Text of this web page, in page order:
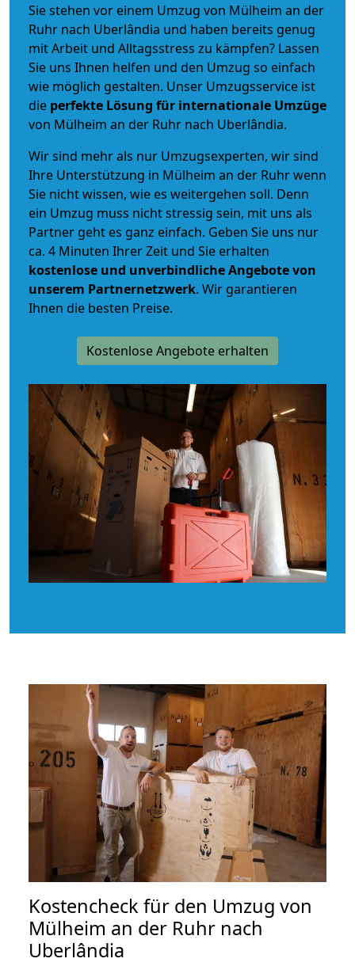
Sie stehen vor einem Umzug von Mülheim an der
Ruhr nach Uberlândia und haben bereits genug
mit Arbeit und Alltagsstress zu kämpfen? Lassen
Sie uns Ihnen helfen und den Umzug so einfach
wie möglich gestalten. Unser Umzugsservice ist
die perfekte Lösung für internationale Umzüge
von Mülheim an der Ruhr nach Uberlândia.
Wir sind mehr als nur Umzugsexperten, wir sind
Ihre Unterstützung in Mülheim an der Ruhr wenn
Sie nicht wissen, wie es weitergehen soll. Denn
ein Umzug muss nicht stressig sein, mit uns als
Partner geht es ganz einfach. Geben Sie uns nur
ca. 4 Minuten Ihrer Zeit und Sie erhalten
kostenlose und unverbindlicheAngebote von
unserem Partnernetzwerk. Wir garantieren
Ihnen die besten Preise.
Kostenlose Angebote erhalten
Kostencheck für den Umzug von
Mülheim an der Ruhr nach
Uberlândia